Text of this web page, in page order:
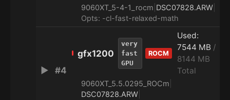
9060XT_5-4-1_rocm DSC07828.ARW
Opts: -cl-fast-relaxed-math
▶ #4
gfx1200
very
fast
GPU
ROCM
Used:
7544 MB /
8144 MB
Total
9060XT_5.5.0295_ROCm
DSC07828.ARW